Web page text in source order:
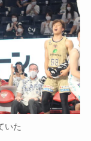
いた